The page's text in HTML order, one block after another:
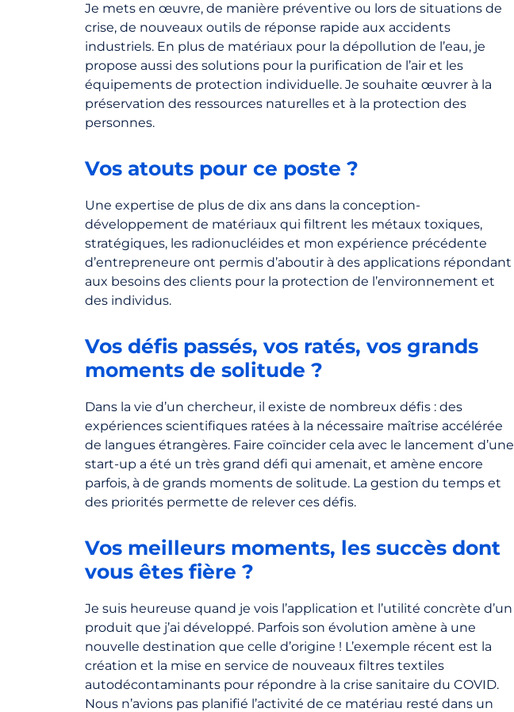
Je mets en œuvre, de manière préventive ou lors de situations de
crise, de nouveaux outils de réponse rapide aux accidents
industriels. En plus de matériaux pour la dépollution de l’eau, je
propose aussi des solutions pour la purification de l’air et les
équipements de protection individuelle. Je souhaite œuvrer à la
préservation des ressources naturelles et à la protection des
personnes.
Vos atouts pour ce poste ?
Une expertise de plus de dix ans dans la conception-
développement de matériaux qui filtrent les métaux toxiques,
stratégiques, les radionucléides et mon expérience précédente
d’entrepreneure ont permis d’aboutir à des applications répondant
aux besoins des clients pour la protection de l’environnement et
des individus.
Vos défis passés, vos ratés, vos grands
moments de solitude ?
Dans la vie d’un chercheur, il existe de nombreux défis : des
expériences scientifiques ratées à la nécessaire maîtrise accélérée
de langues étrangères. Faire coïncider cela avec le lancement d’une
start-up a été un très grand défi qui amenait, et amène encore
parfois, à de grands moments de solitude. La gestion du temps et
des priorités permette de relever ces défis.
Vos meilleurs moments, les succès dont
vous êtes fière ?
Je suis heureuse quand je vois l’application et l’utilité concrète d’un
produit que j’ai développé. Parfois son évolution amène à une
nouvelle destination que celle d’origine ! L’exemple récent est la
création et la mise en service de nouveaux filtres textiles
autodécontaminants pour répondre à la crise sanitaire du COVID.
Nous n’avions pas planifié l’activité de ce matériau resté dans un